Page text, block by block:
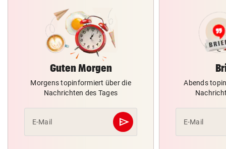
Guten Morgen
Morgens topinformiert über die
Nachrichten des Tages
E-Mail send
Abschicken
Abends
E-Mail